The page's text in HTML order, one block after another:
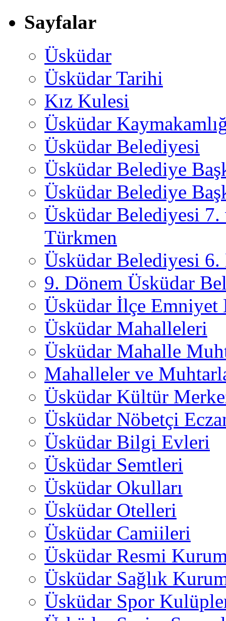
Sayfalar
Üsküdar
Üsküdar Tarihi
Kız Kulesi
Üsküdar
Üsküdar Belediyesi
Üsküdar Belediye
Üsküdar Belediye
Üsküdar Belediyesi
Türkmen
Üsküdar Belediyesi 6.
9. Dönem Üsküdar
Üsküdar İlçe
Üsküdar Mahalleleri
Üsküdar Mahalle
Mahalleler ve
Üsküdar Kültür
Üsküdar Nöbetçi
Üsküdar Bilgi Evleri
Üsküdar Semtleri
Üsküdar Okulları
Üsküdar Otelleri
Üsküdar Camiileri
Üsküdar Resmi
Üsküdar Sağlık
Üsküdar Spor